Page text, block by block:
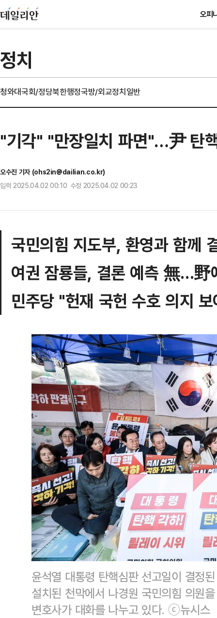
오피
정치
청와대국회/정당북한행정국방/외교정치일반
"기각" "만장일치 파면"…尹 탄
오수진 기자 (ohs2in@dailian.co.kr)
입력 2025.04.02 00:10 수정 2025.04.02 00:23
국민의힘 지도부, 환영과 함께
여권 잠룡들, 결론 예측 無…野
민주당 "헌재 국헌 수호 의지
윤석열 대통령 탄핵심판 선고일이 결정
설치된 천막에서 나경원 국민의힘 의원
변호사가 대화를 나누고 있다. ⓒ뉴시스